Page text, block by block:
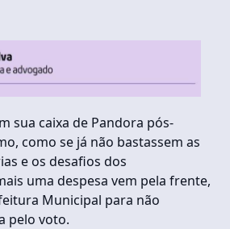
sua caixa de Pandora pós-
como se já não bastassem as
e os desafios dos
uma despesa vem pela frente,
Municipal para não
pelo voto.